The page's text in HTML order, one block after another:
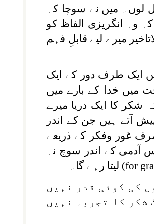
لوں۔ میں نے سوچا کہ
وہ انگریزی الفاظ کو
میرے لیے قابلِ فہم
ایک طرف دور کے ایک
میں خدا کے بارے میں
شکر کا ایک دریا میرے
آتے ہیں جن کے اندر
غور وفکر کے ذریعے
کے اندر سوچ نہ
(for لیتا رہے گا۔
کی کوئی قدر نہیں
شکر کا تجربہ نہیں